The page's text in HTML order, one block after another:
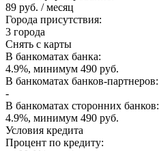
89 руб. / месяц
Города присутствия:
3 города
Снять с карты
В банкоматах банка:
4.9%, минимум 490 руб.
В банкоматах банков-партнеров:
-
В банкоматах сторонних банков:
4.9%, минимум 490 руб.
Условия кредита
Процент по кредиту: